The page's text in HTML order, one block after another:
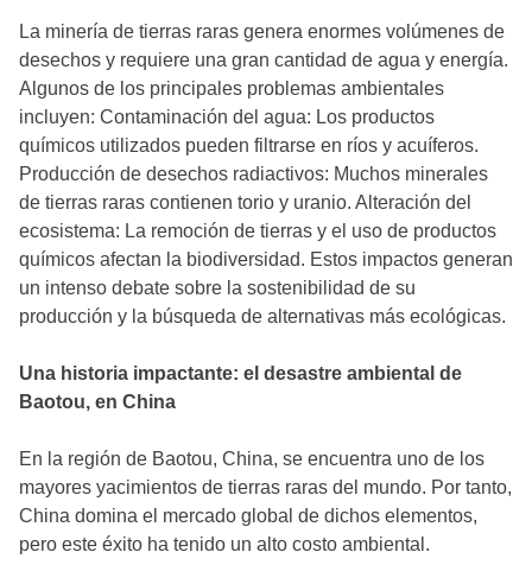
La minería de tierras raras genera enormes volúmenes de
desechos y requiere una gran cantidad de agua y energía.
Algunos de los principales problemas ambientales
incluyen: Contaminación del agua: Los productos
químicos utilizados pueden filtrarse en ríos y acuíferos.
Producción de desechos radiactivos: Muchos minerales
de tierras raras contienen torio y uranio. Alteración del
ecosistema: La remoción de tierras y el uso de productos
químicos afectan la biodiversidad. Estos impactos generan
un intenso debate sobre la sostenibilidad de su
producción y la búsqueda de alternativas más ecológicas.
Una historia impactante: el desastre ambiental de
Baotou, en China
En la región de Baotou, China, se encuentra uno de los
mayores yacimientos de tierras raras del mundo. Por tanto,
China domina el mercado global de dichos elementos,
pero este éxito ha tenido un alto costo ambiental.